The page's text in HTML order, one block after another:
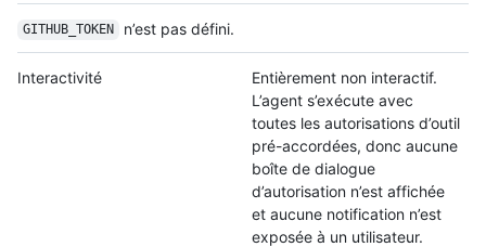
GITHUB_TOKEN n’est pas défini.
Interactivité
Entièrement non interactif.
L’agent s’exécute avec
toutes les autorisations d’outil
pré-accordées, donc aucune
boîte de dialogue
d’autorisation n’est affichée
et aucune notification n’est
exposée à un utilisateur.